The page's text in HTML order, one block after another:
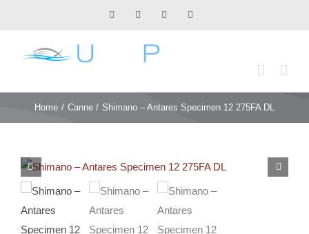
contenuto
Facebook Instagram
Home Canne Shimano – Antares Specimen 12 275FA DL